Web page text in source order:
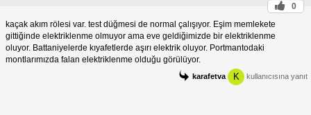
0
kaçak akım rölesi var. test düğmesi de normal çalışıyor. Eşim memlekete
gittiğinde elektriklenme olmuyor ama eve geldiğimizde bir elektriklenme
oluyor. Battaniyelerde kıyafetlerde aşırı elektrik oluyor. Portmantodaki
montlarımızda falan elektriklenme olduğu görülüyor.
karafetva K kullanıcısına yanıt